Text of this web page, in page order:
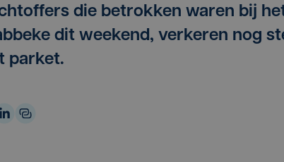
die betrokken waren bij
dit weekend, verkeren nog
parket.